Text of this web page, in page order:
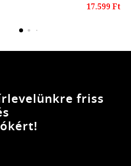
17.599 Ft
friss